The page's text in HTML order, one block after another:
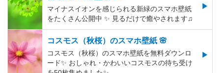
マイナスイオンを感じられる新緑のスマホ壁紙
をたくさん公開中 ✨ 見るだけで癒やされます♫
コスモス（秋桜）のスマホ壁紙 🌸
コスモス（秋桜）のスマホ壁紙を無料ダウンロ
ード✨️ おしゃれ・かわいいコスモスの待ち受け